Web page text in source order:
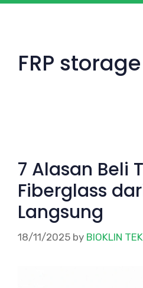
FRP
7 Alasan Beli
Fiberglass
Langsung
18/11/2025 by BIOKLIN